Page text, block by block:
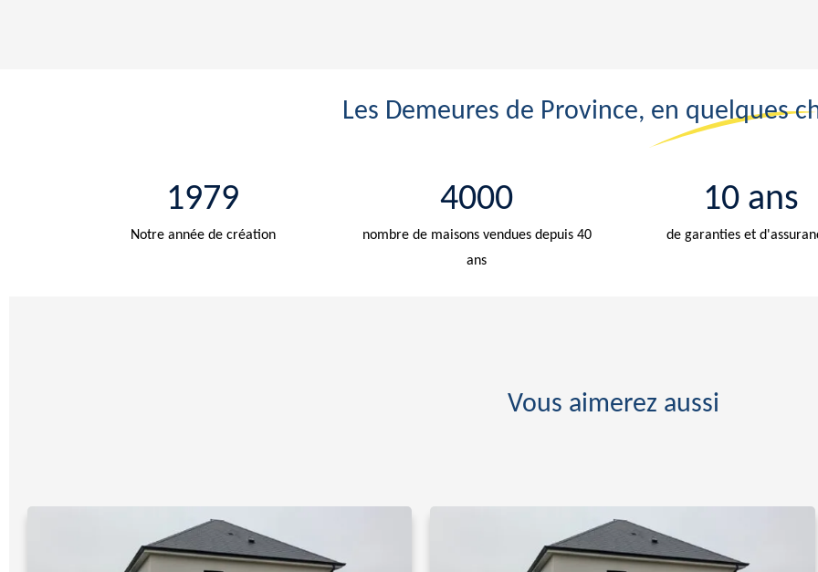
Les Demeures de Province, en quelques
1979
Notre année de création
4000
nombre de maisons vendues depuis 40
ans
10 ans
de garanties et
Vous aimerez aussi